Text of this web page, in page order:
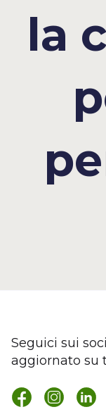
la
Seguici sui
aggiornato su